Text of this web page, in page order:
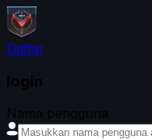
Daftar
login
Nama pengguna